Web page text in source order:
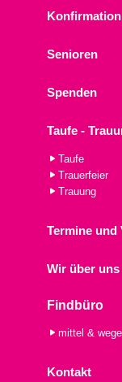
Konfirmation
Senioren
Spenden
Taufe -
Taufe
Trauerfeier
Trauung
Termine und
Wir über uns
Findbüro
mittel & wege
Kontakt